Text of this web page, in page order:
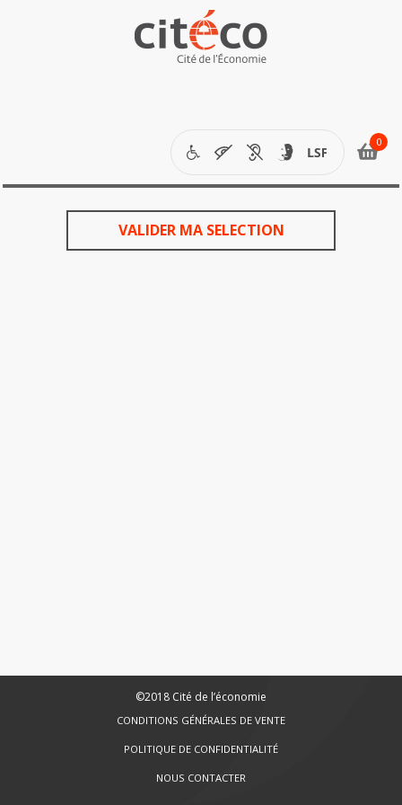
étapes
de
votre
commande
VALIDER MA SELECTION
©2018 Cité de l’économie
CONDITIONS GÉNÉRALES DE VENTE
POLITIQUE DE CONFIDENTIALITÉ
NOUS CONTACTER